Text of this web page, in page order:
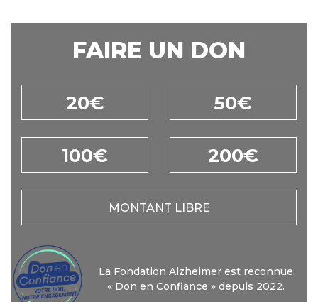
FAIRE UN DON
20€ 50€
100€ 200€
MONTANT LIBRE
La Fondation Alzheimer est reconnue
« Don en Confiance » depuis 2022.